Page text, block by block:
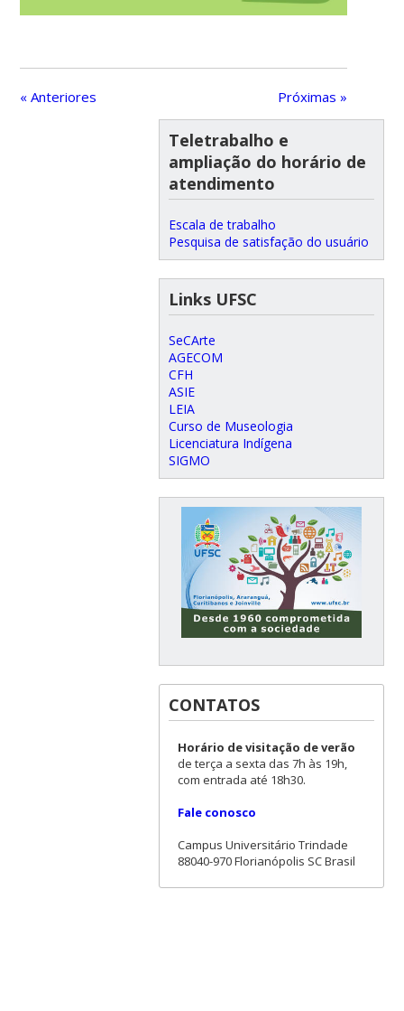
« Anteriores Próximas »
Teletrabalho e
ampliação do horário de
atendimento
Escala de trabalho
Pesquisa de satisfação do usuário
Links UFSC
SeCArte
AGECOM
CFH
ASIE
LEIA
Curso de Museologia
Licenciatura Indígena
SIGMO
CONTATOS
Horário de visitação de verão
de terça a sexta das 7h às 19h,
com entrada até 18h30.
Fale conosco
Campus Universitário Trindade
88040-970 Florianópolis SC Brasil